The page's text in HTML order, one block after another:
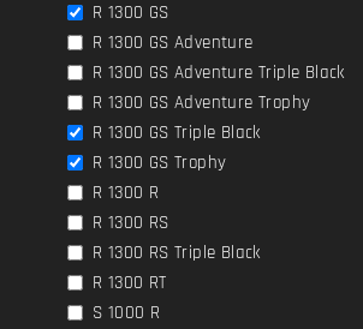
R 1300 GS
R 1300 GS Adventure
R 1300 GS Adventure Triple Black
R 1300 GS Adventure Trophy
R 1300 GS Triple Black
R 1300 GS Trophy
R 1300 R
R 1300 RS
R 1300 RS Triple Black
R 1300 RT
S 1000 R